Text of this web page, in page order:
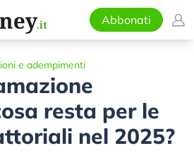
Abbonati
e adempimenti
resta per le
nel 2025?